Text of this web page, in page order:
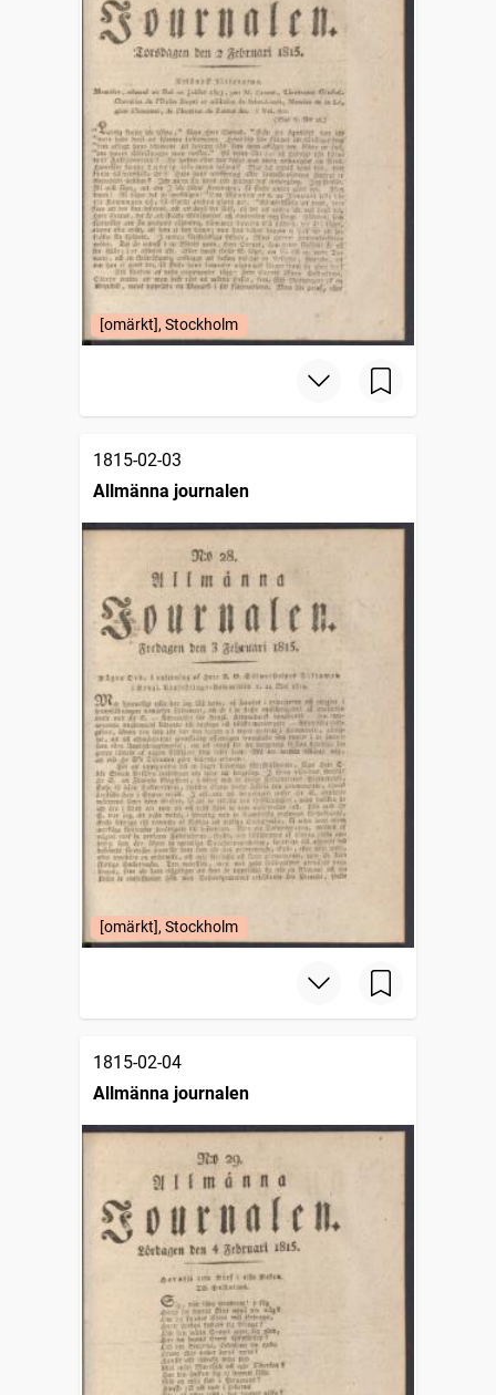
[omärkt], Stockholm
1815-02-03
Allmänna journalen
[omärkt], Stockholm
1815-02-04
Allmänna journalen